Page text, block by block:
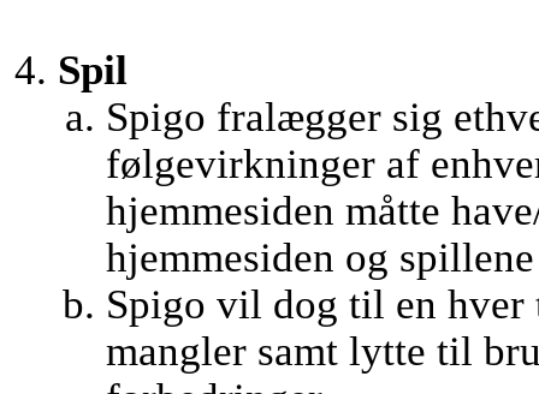
Spil
Spigo fralægger sig
følgevirkninger af
hjemmesiden måtte
hjemmesiden og
Spigo vil dog til en hver
mangler samt lytte til